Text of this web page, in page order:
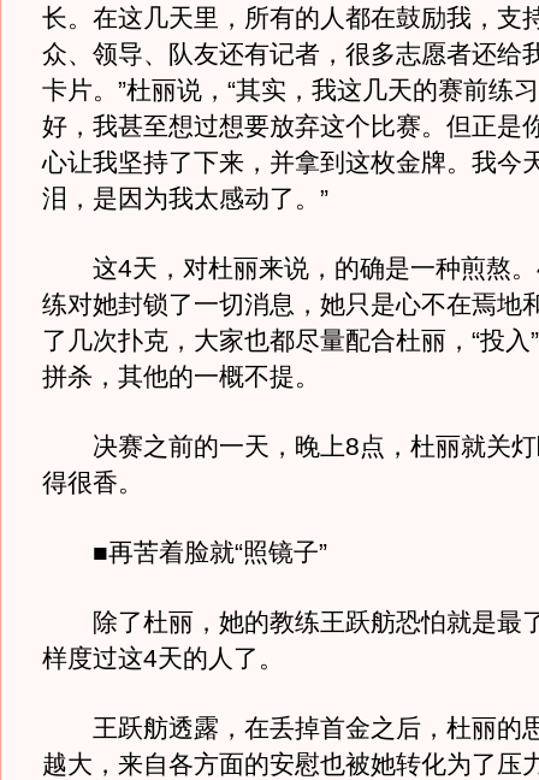
长。在这几天里，所有的人都在鼓励我，支
众、领导、队友还有记者，很多志愿者还给
卡片。”杜丽说，“其实，我这几天的赛前练
好，我甚至想过想要放弃这个比赛。但正是
心让我坚持了下来，并拿到这枚金牌。我今
泪，是因为我太感动了。”
这4天，对杜丽来说，的确是一种煎熬。
练对她封锁了一切消息，她只是心不在焉地
了几次扑克，大家也都尽量配合杜丽，“投入
拼杀，其他的一概不提。
决赛之前的一天，晚上8点，杜丽就关灯
得很香。
■再苦着脸就“照镜子”
除了杜丽，她的教练王跃舫恐怕就是最
样度过这4天的人了。
王跃舫透露，在丢掉首金之后，杜丽的
越大，来自各方面的安慰也被她转化为了压